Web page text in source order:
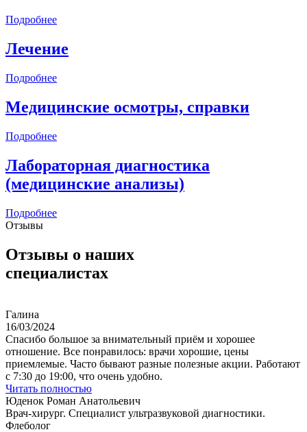
Подробнее
Лечение
Подробнее
Медицинские осмотры, справки
Подробнее
Лабораторная диагностика
(медицинские анализы)
Подробнее
Отзывы
Отзывы о наших
специалистах
Галина
16/03/2024
Спасибо большое за внимательный приём и хорошее
отношение. Все понравилось: врачи хорошие, цены
приемлемые. Часто бывают разные полезные акции. Работают
с 7:30 до 19:00, что очень удобно.
Читать полностью
Юденок Роман Анатольевич
Врач-хирург. Специалист ультразвуковой диагностики.
Флеболог